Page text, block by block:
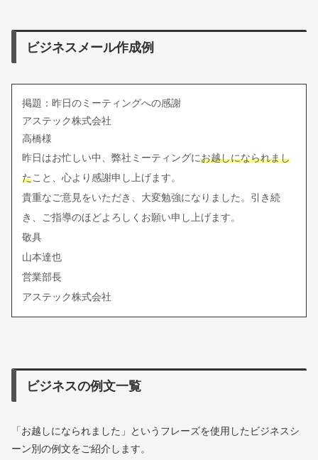
ビジネスメール作成例
掲題：昨日のミーティングへの感謝
アステック株式会社
高橋様
昨日はお忙しい中、弊社ミーティングにお越しになられまし
たこと、心より感謝申し上げます。
貴重なご意見をいただき、大変勉強になりました。引き続
き、ご指導のほどよろしくお願い申し上げます。
敬具
山本達也
営業部長
アステック株式会社
ビジネスの例文一覧
「お越しになられました」というフレーズを使用したビジネスシ
ーン別の例文をご紹介します。